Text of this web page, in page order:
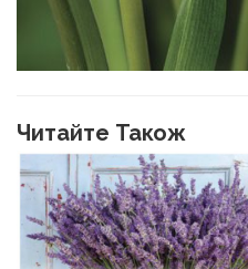
Читайте Також